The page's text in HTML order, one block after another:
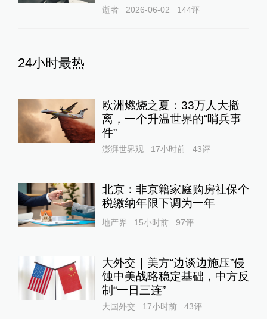
逝者 2026-06-02 144评
24小时最热
欧洲燃烧之夏：33万人大撤
离，一个升温世界的“哨兵事
件”
澎湃世界观 17小时前 43评
北京：非京籍家庭购房社保个
税缴纳年限下调为一年
地产界 15小时前 97评
大外交｜美方“边谈边施压”侵
蚀中美战略稳定基础，中方反
制“一日三连”
大国外交 17小时前 43评